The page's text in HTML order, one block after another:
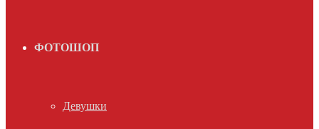
ФОТОШОП
Девушки